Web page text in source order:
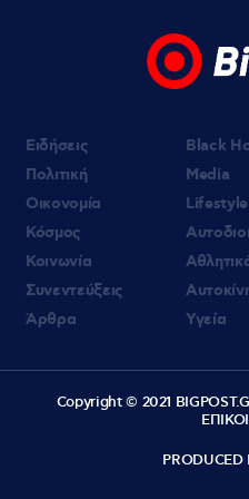
«Στον Εξώστη» με
και Γιάννη Καντέλη
Ειδήσεις
Πολιτική
Οικονομία
Κόσμος
Κοινωνία
Συνεντεύξεις
Άρθρα
Black
Media
Lifestyle
Υγεία
Copyright © 2021
PRODUCED